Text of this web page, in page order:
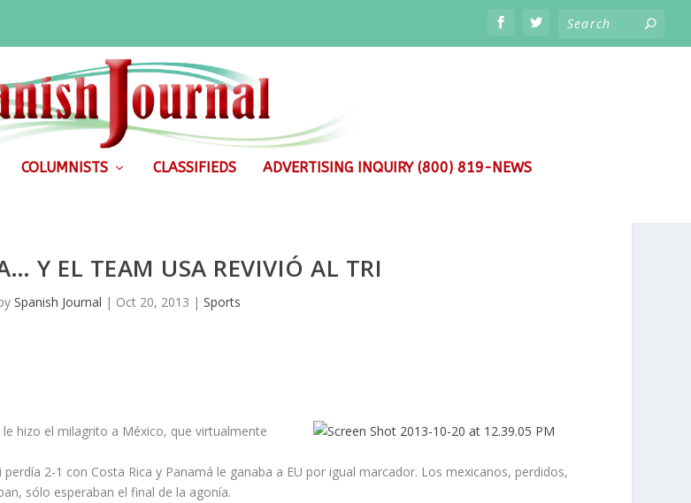
COLUMNISTS CLASSIFIEDS ADVERTISING INQUIRY (800) 819-NEWS
Y EL TEAM USA REVIVIÓ AL TRI
Spanish Journal | Oct 20, 2013 | Sports
hizo el milagrito a México, que virtualmente
2-1 con Costa Rica y Panamá le ganaba a EU por igual marcador. Los mexicanos, perdidos,
sólo esperaban el final de la agonía.